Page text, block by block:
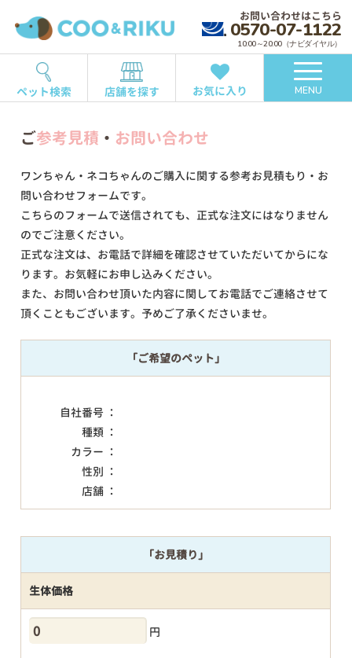
お問い合わせはこちら
0570-07-1122
10:00～20:00（ナビダイヤル）
ペット検索 店舗を探す お気に入り MENU
ご参考見積 ・ お問い合わせ
ワンちゃん・ネコちゃんのご購入に関する参考お見積もり・お
問い合わせフォームです。
こちらのフォームで送信されても、正式な注文にはなりません
のでご注意ください。
正式な注文は、お電話で詳細を確認させていただいてからにな
ります。お気軽にお申し込みください。
また、お問い合わせ頂いた内容に関してお電話でご連絡させて
頂くこともございます。予めご了承くださいませ。
「ご希望のペット」
自社番号 ：
種類 ：
カラー ：
性別 ：
店舗 ：
「お見積り」
生体価格
円